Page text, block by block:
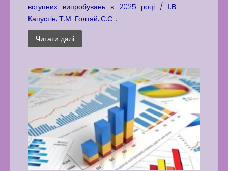
вступних випробувань в 2025 році / І.В.
Капустін, Т.М. Голтяй, С.С....
Читати далі